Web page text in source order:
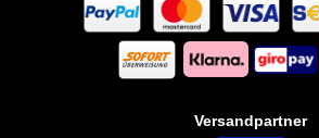
Versandpartner